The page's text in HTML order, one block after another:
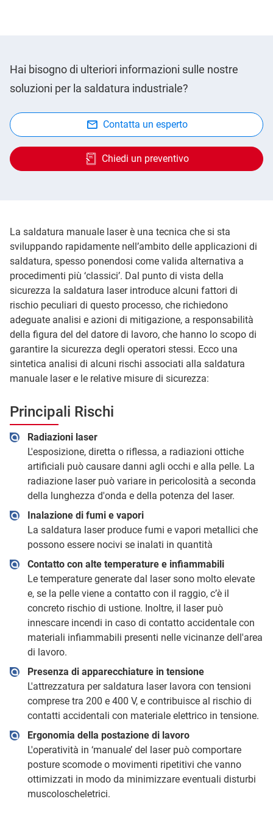
Hai bisogno di ulteriori informazioni sulle nostre
soluzioni per la saldatura industriale?
Contatta un esperto
Chiedi un preventivo
La saldatura manuale laser è una tecnica che si sta
sviluppando rapidamente nell’ambito delle applicazioni di
saldatura, spesso ponendosi come valida alternativa a
procedimenti più ‘classici’. Dal punto di vista della
sicurezza la saldatura laser introduce alcuni fattori di
rischio peculiari di questo processo, che richiedono
adeguate analisi e azioni di mitigazione, a responsabilità
della figura del del datore di lavoro, che hanno lo scopo di
garantire la sicurezza degli operatori stessi. Ecco una
sintetica analisi di alcuni rischi associati alla saldatura
manuale laser e le relative misure di sicurezza:
Principali Rischi
Radiazioni laser
L'esposizione, diretta o riflessa, a radiazioni ottiche
artificiali può causare danni agli occhi e alla pelle. La
radiazione laser può variare in pericolosità a seconda
della lunghezza d'onda e della potenza del laser.
Inalazione di fumi e vapori
La saldatura laser produce fumi e vapori metallici che
possono essere nocivi se inalati in quantità
Contatto con alte temperature e infiammabili
Le temperature generate dal laser sono molto elevate
e, se la pelle viene a contatto con il raggio, c’è il
concreto rischio di ustione. Inoltre, il laser può
innescare incendi in caso di contatto accidentale con
materiali infiammabili presenti nelle vicinanze dell'area
di lavoro.
Presenza di apparecchiature in tensione
L'attrezzatura per saldatura laser lavora con tensioni
comprese tra 200 e 400 V, e contribuisce al rischio di
contatti accidentali con materiale elettrico in tensione.
Ergonomia della postazione di lavoro
L'operatività in ‘manuale’ del laser può comportare
posture scomode o movimenti ripetitivi che vanno
ottimizzati in modo da minimizzare eventuali disturbi
muscoloscheletrici.